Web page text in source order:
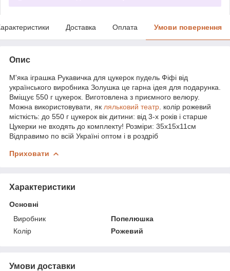
Доставка Оплата Умови повернення
Опис
М'яка іграшка Рукавичка для цукерок пудель Фіфі від
українського виробника Золушка це гарна ідея для подарунка.
Вміщує 550 г цукерок. Виготовлена з приємного велюру.
Можна використовувати, як ляльковий театр . колір рожевий
місткість: до 550 г цукерок вік дитини: від 3-х років і старше
Цукерки не входять до комплекту! Розміри: 35х15х11см
Відправимо по всій Україні оптом і в роздріб
Приховати
Характеристики
Основні
Виробник
Попелюшка
Колір
Рожевий
Умови доставки